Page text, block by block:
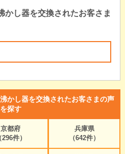
かし器を交換されたお客さま
かし器を交換されたお客さまの声
を探す
京都府
296件）
兵庫県
（642件）